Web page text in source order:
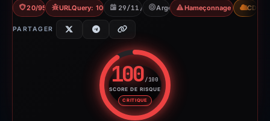
20/95 VTURLQuery: 100 detections
29/11/2025Argent Hameçonnage CDN
PARTAGER
100/100
SCORE DE RISQUE
CRITIQUE
Score de risque : 100 sur